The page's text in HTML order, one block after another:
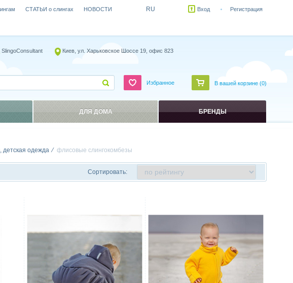
детская одежда флисовые слингокомбезы
Сортировать:
СТАТЬИ о слингах НОВОСТИ RU Вход Регистрация
SlingoConsultant Киев, ул. Харьковское Шоссе 19, офис 823
Избранное В вашей корзине (0)
ДЛЯ ДОМА БРЕНДЫ